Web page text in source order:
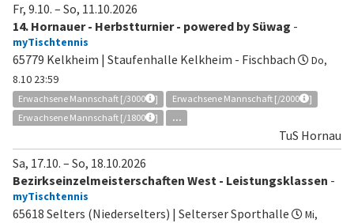
Fr, 9.10. – So, 11.10.2026
14. Hornauer - Herbstturnier - powered by Süwag -
myTischtennis
65779 Kelkheim | Staufenhalle Kelkheim - Fischbach
Do,
8.10 23:59
Erwachsene Mannschaft [/3000 ] Erwachsene Mannschaft [/2000
]
Erwachsene Mannschaft [/1800
] ...
TuS Hornau
Sa, 17.10. – So, 18.10.2026
Bezirkseinzelmeisterschaften West - Leistungsklassen -
myTischtennis
65618 Selters (Niederselters) | Selterser Sporthalle
Mi,